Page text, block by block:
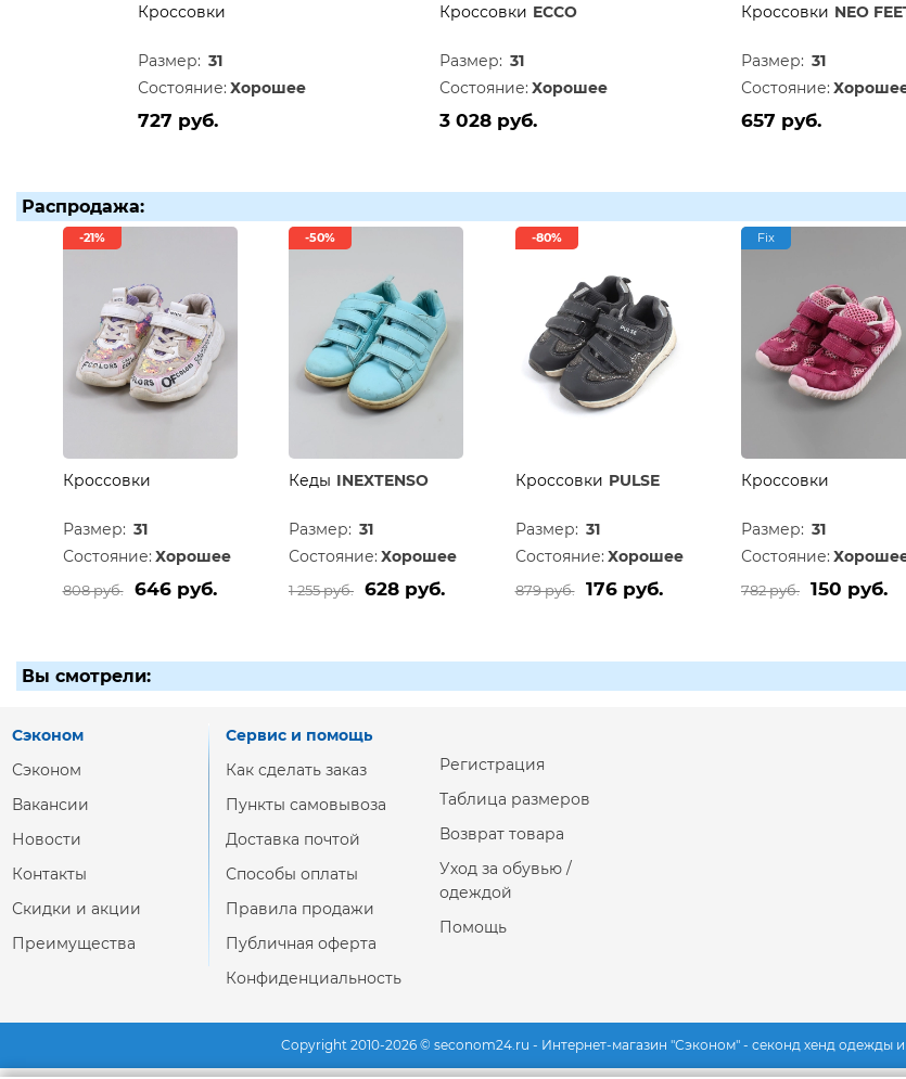
Кроссовки
Размер: 31
Состояние: Хорошее
727 руб.
Кроссовки ECCO
Размер: 31
Состояние: Хорошее
3 028 руб.
Кроссовки NEO
Размер: 31
Состояние:
657 руб.
Распродажа:
-21%
Кроссовки
Размер: 31
Состояние: Хорошее
808 руб. 646 руб.
-50%
Кеды INEXTENSO
Размер: 31
Состояние: Хорошее
1 255 руб. 628 руб.
-80%
Кроссовки PULSE
Размер: 31
Состояние: Хорошее
879 руб. 176 руб.
Fix
Кроссовки
Размер: 31
Состояние:
782 руб. 150 руб.
Вы смотрели:
Сэконом
Сэконом
Вакансии
Новости
Контакты
Скидки и акции
Преимущества
Сервис и помощь
Как сделать заказ
Пункты самовывоза
Доставка почтой
Способы оплаты
Правила продажи
Публичная оферта
Конфиденциальность
Регистрация
Таблица размеров
Возврат товара
Уход за обувью /
одеждой
Помощь
Copyright 2010-2026 © seconom24.ru - Интернет-магазин "Сэконом" - секонд хенд одежды